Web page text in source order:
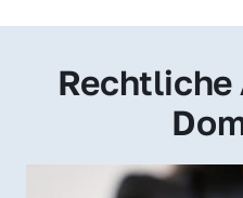
Rechtliche